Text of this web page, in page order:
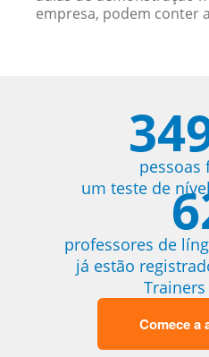
empresa, podem conter
pessoas
um teste de
professores de
já estão
Comece a